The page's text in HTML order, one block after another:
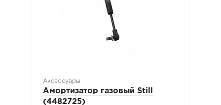
Аксессуары
Амортизатор газовый Still
(4482725)